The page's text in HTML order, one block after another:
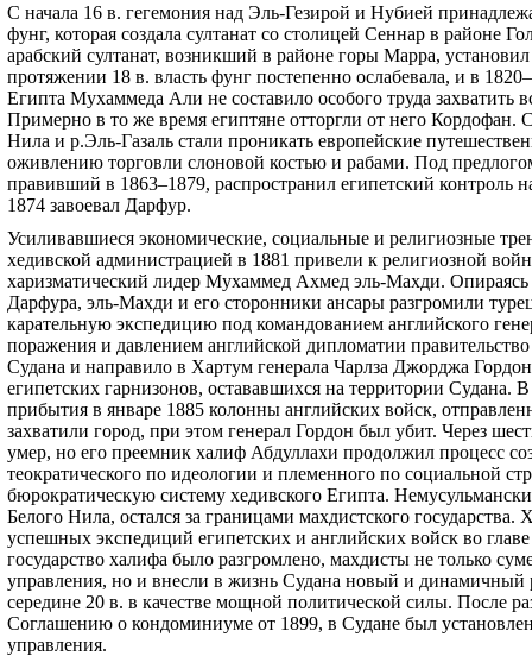
С начала 16 в. гегемония над Эль-Гезирой и Нубией
фунг, которая создала султанат со столицей Сеннар в районе
арабский султанат, возникший в районе горы Марра,
протяжении 18 в. власть фунг постепенно ослабевала, и в
Египта Мухаммеда Али не составило особого труда захватить
Примерно в то же время египтяне отторгли от него Кордофан.
Нила и р.Эль-Газаль стали проникать европейские
оживлению торговли слоновой костью и рабами. Под
правивший в 1863–1879, распространил египетский
1874 завоевал Дарфур.
Усиливавшиеся экономические, социальные и религиозные
хедивской администрацией в 1881 привели к религиозной
харизматический лидер Мухаммед Ахмед эль-Махди.
Дарфура, эль-Махди и его сторонники ансары разгромили
карательную экспедицию под командованием английского
поражения и давлением английской дипломатии
Судана и направило в Хартум генерала Чарлза Джорджа
египетских гарнизонов, остававшихся на территории Судана.
прибытия в январе 1885 колонны английских войск,
захватили город, при этом генерал Гордон был убит. Через
умер, но его преемник халиф Абдуллахи продолжил процесс
теократического по идеологии и племенного по социальной
бюрократическую систему хедивского Египта.
Белого Нила, остался за границами махдистского государства.
успешных экспедиций египетских и английских войск во
государство халифа было разгромлено, махдисты не только
управления, но и внесли в жизнь Судана новый и динамичный
середине 20 в. в качестве мощной политической силы. После
Соглашению о кондоминиуме от 1899, в Судане был
управления.